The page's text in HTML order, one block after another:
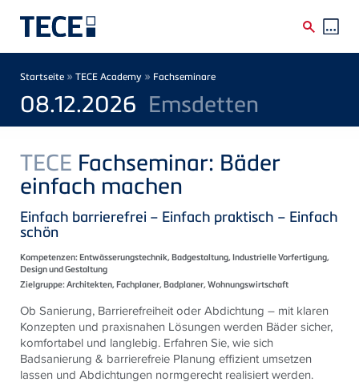
Breadcrumb
Startseite » TECE Academy » Fachseminare
08.12.2026 Emsdetten
TECE Fachseminar: Bäder
einfach machen
Einfach barrierefrei – Einfach praktisch – Einfach
schön
Kompetenzen:Entwässerungstechnik, Badgestaltung, Industrielle Vorfertigung,
Design und Gestaltung
Zielgruppe:Architekten, Fachplaner, Badplaner, Wohnungswirtschaft
Ob Sanierung, Barrierefreiheit oder Abdichtung – mit klaren
Konzepten und praxisnahen Lösungen werden Bäder sicher,
komfortabel und langlebig. Erfahren Sie, wie sich
Badsanierung & barrierefreie Planung effizient umsetzen
lassen und Abdichtungen normgerecht realisiert werden.